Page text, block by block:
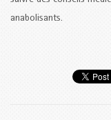
anabolisants.